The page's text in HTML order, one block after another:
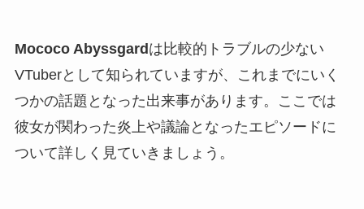
Mococo Abyssgard は比較的トラブルの少ない
VTuberとして知られていますが、これまでにいく
つかの話題となった出来事があります。ここでは
彼女が関わった炎上や議論となったエピソードに
ついて詳しく見ていきましょう。